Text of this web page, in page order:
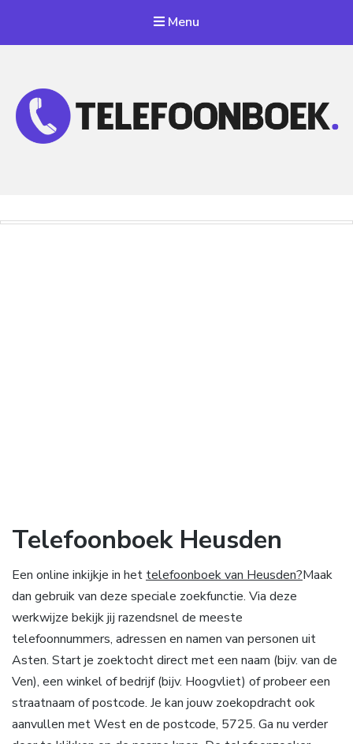
Menu
Telefoonboek Heusden
Een online inkijkje in het telefoonboek van Heusden?Maak
dan gebruik van deze speciale zoekfunctie. Via deze
werkwijze bekijk jij razendsnel de meeste
telefoonnummers, adressen en namen van personen uit
Asten. Start je zoektocht direct met een naam (bijv. van de
Ven), een winkel of bedrijf (bijv. Hoogvliet) of probeer een
straatnaam of postcode. Je kan jouw zoekopdracht ook
aanvullen met West en de postcode, 5725. Ga nu verder